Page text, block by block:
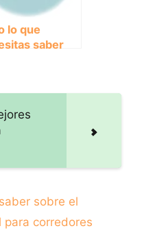
lo que
saber
en tus
sobre el
para corredores